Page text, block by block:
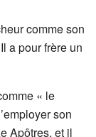
comme son
a pour frère un
« le
son
Apôtres, et il